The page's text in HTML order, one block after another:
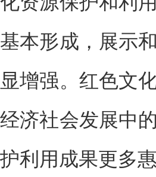
基本形成，展示
显增强。红色文
经济社会发展中
护利用成果更多